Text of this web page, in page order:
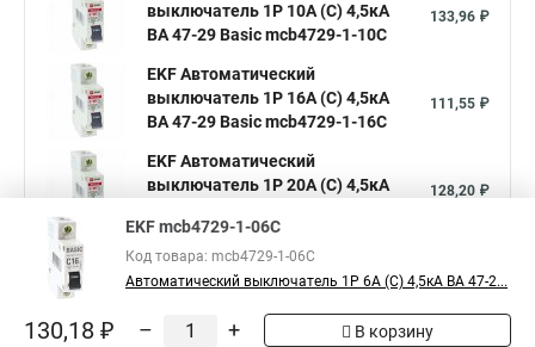
выключатель 1P 10А (C) 4,5кА
ВА 47-29 Basic mcb4729-1-10C
133,96 ₽
EKF Автоматический
выключатель 1P 16А (C) 4,5кА
ВА 47-29 Basic mcb4729-1-16C
111,55 ₽
EKF Автоматический
выключатель 1P 20А (C) 4,5кА
128,20 ₽
Общая оценка товара: 5 1
EKF mcb4729-1-06C
Код товара: mcb4729-1-06C
Автоматический выключатель 1P 6А (C) 4,5кА ВА 47-2...
130,18 ₽ – + В корзину